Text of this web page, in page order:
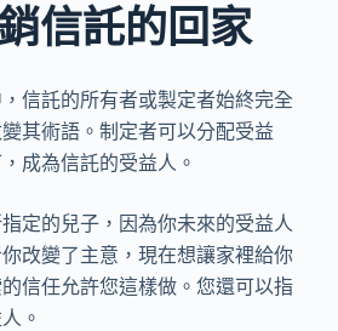
信託的回家
信託的所有者或製定者始終完全
其術語。制定者可以分配受益
成為信託的受益人。
定的兒子，因為你未來的受益人
改變了主意，現在想讓家裡給你
信任允許您這樣做。您還可以指
。